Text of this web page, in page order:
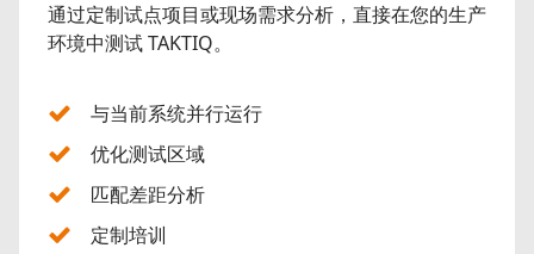
通过定制试点项目或现场需求分析，直接在您的生产
环境中测试 TAKTIQ。
与当前系统并行运行
优化测试区域
匹配差距分析
定制培训